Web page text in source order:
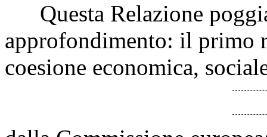
Questa Relazione
approfondimento: il primo
coesione economica,